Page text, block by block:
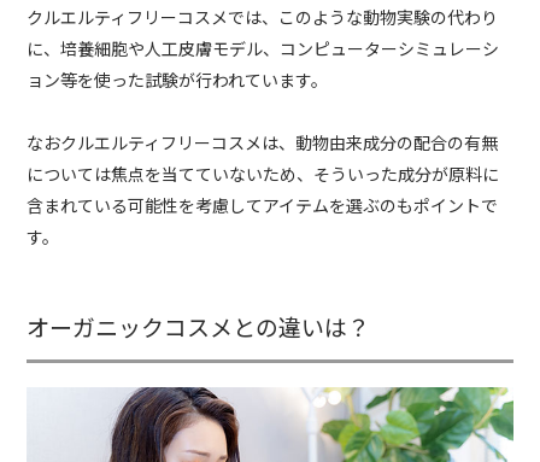
クルエルティフリーコスメでは、このような動物実験の代わり
に、培養細胞や人工皮膚モデル、コンピューターシミュレーシ
ョン等を使った試験が行われています。
なおクルエルティフリーコスメは、動物由来成分の配合の有無
については焦点を当てていないため、そういった成分が原料に
含まれている可能性を考慮してアイテムを選ぶのもポイントで
す。
オーガニックコスメとの違いは？